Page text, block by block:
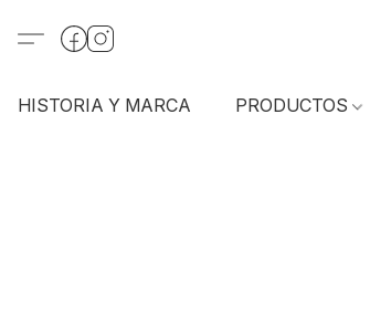
HISTORIA Y MARCA PRODUCTOS